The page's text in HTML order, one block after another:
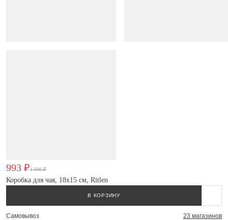
Коробка для чая, 18х15 см, Ritlen
993 ₽1 690 ₽
В КОРЗИНУ
Самовывоз
23 магазинов